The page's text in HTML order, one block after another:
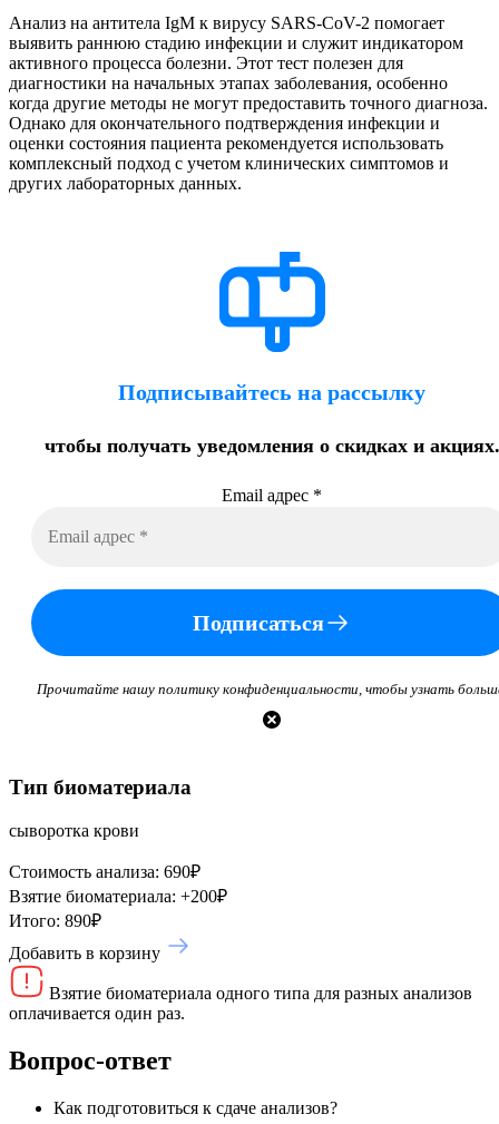
Анализ на антитела IgM к вирусу SARS-CoV-2 помогает
выявить раннюю стадию инфекции и служит индикатором
активного процесса болезни. Этот тест полезен для
диагностики на начальных этапах заболевания, особенно
когда другие методы не могут предоставить точного диагноза.
Однако для окончательного подтверждения инфекции и
оценки состояния пациента рекомендуется использовать
комплексный подход с учетом клинических симптомов и
других лабораторных данных.
Подписывайтесь на рассылку
чтобы получать уведомления о скидках и акциях.
Email адрес *
Подписаться
Прочитайте нашу политику конфиденциальности, чтобы узнать
Тип биоматериала
сыворотка крови
Стоимость анализа: 690₽
Взятие биоматериала: +200₽
Итого: 890₽
Добавить в корзину
Взятие биоматериала одного типа для разных анализов
оплачивается один раз.
Вопрос-ответ
Как подготовиться к сдаче анализов?